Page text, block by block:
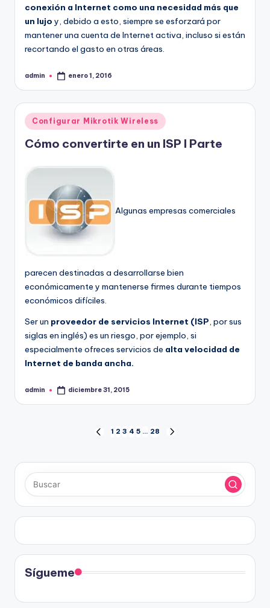
conexión a Internet como una necesidad más que
un lujo y, debido a esto, siempre se esforzará por
mantener una cuenta de Internet activa, incluso si están
recortando el gasto en otras áreas.
Publicado
admin enero 1, 2016
Publicado
en
Configurar Mikrotik Wireless
Cómo convertirte en un ISP I Parte
Algunas empresas comerciales
parecen destinadas a desarrollarse bien
económicamente y mantenerse firmes durante tiempos
económicos difíciles.
Ser un proveedor de servicios Internet (ISP, por sus
siglas en inglés) es un riesgo, por ejemplo, si
especialmente ofreces servicios de alta velocidad de
Internet de banda ancha.
Publicado
admin diciembre 31, 2015
Paginación
de
entradas
PÁGINA
1 2 3 4 5 … 28
Sígueme